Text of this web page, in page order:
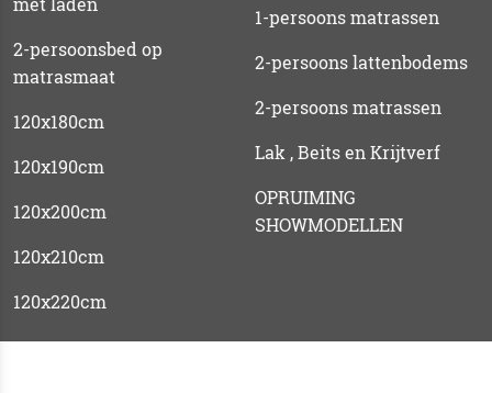
2-persoonsbed op
matrasmaat
120x180cm
120x190cm
120x200cm
120x210cm
120x220cm
1-persoons matrassen
2-persoons lattenbodems
2-persoons matrassen
Lak , Beits en Krijtverf
OPRUIMING
SHOWMODELLEN